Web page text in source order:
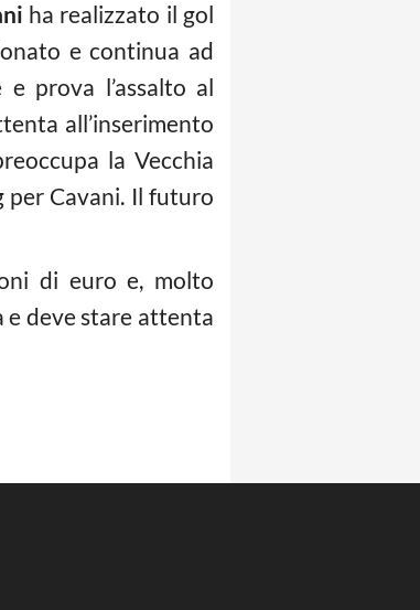
ha realizzato il gol
e continua ad
prova l’assalto al
all’inserimento
la Vecchia
per Cavani. Il futuro
di euro e, molto
e deve stare attenta